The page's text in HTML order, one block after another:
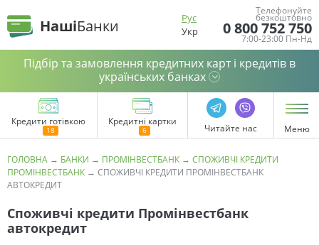
НашіБанки
Рус
Укр
Телефонуйте
безкоштовно
0 800 752 750
7:00-23:00 Пн-Нд
Підбір та замовлення кредитних карт і кредитів в
українських банках
Кредити готівкою Кредитні картки
Читайте нас Меню
ГОЛОВНА → БАНКИ → ПРОМІНВЕСТБАНК → СПОЖИВЧІ КРЕДИТИ
ПРОМІНВЕСТБАНК → СПОЖИВЧІ КРЕДИТИ ПРОМІНВЕСТБАНК
АВТОКРЕДИТ
Споживчі кредити Промінвестбанк
автокредит